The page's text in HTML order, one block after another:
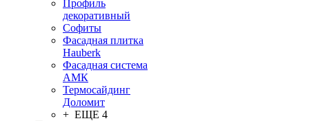
Профиль
декоративный
Софиты
Фасадная плитка
Hauberk
Фасадная система
АМК
Термосайдинг
Доломит
+ ЕЩЕ 4